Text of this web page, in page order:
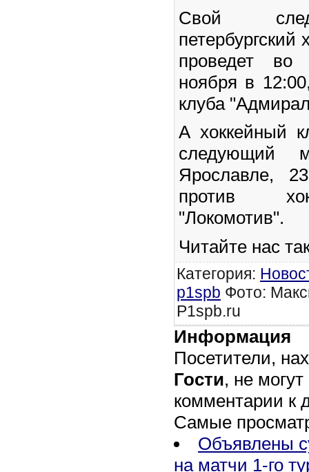
Свой
проведет во
ноября в
клуба
А хоккейный
следующий
Ярославле,
против
"Локомотив".
Читайте нас
Категория:
p1spb Фото:
P1spb.ru
Информация
Посетители,
Гости, не
комментарии к
Самые
Объявлены
на матчи 1-го